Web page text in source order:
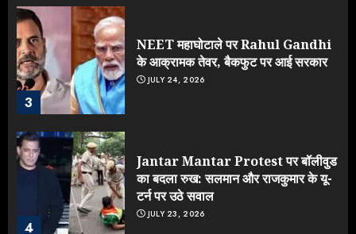
3
NEET महाघोटाले पर Rahul Gandhi
के आक्रामक तेवर, बैकफुट पर आई सरकार
JULY 24, 2026
4
Jantar Mantar Protest पर बॉलीवुड
का बदला रुख: सलमान और राजकुमार के यू-
टर्न पर उठे सवाल
JULY 23, 2026